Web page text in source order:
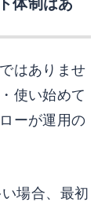
体制はあ
はありませ
使い始めて
ーが運用の
場合、最初